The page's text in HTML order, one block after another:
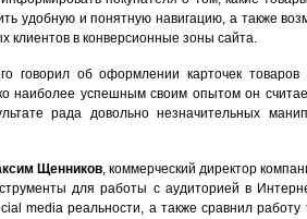
удобную и понятную навигацию, а также
клиентов в конверсионные зоны сайта.
говорил об оформлении карточек товаров
наиболее успешным своим опытом он
рада довольно незначительных
Щенников, коммерческий директор
для работы с аудиторией в
media реальности, а также сравнил